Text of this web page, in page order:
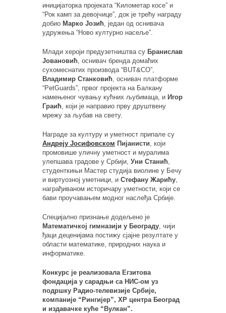
иницијаторка пројеката “Километар косе” и
“Рок камп за девојчице”, док је трећу награду
добио Марко Јозић , један од оснивача
удружења “Ново културно насеље”.
Млади хероји предузетништва су Бранислав
Јовановић , оснивач бренда домаћих
сухомеснатих производа “BUT&CO”,
Владимир Станковић , оснивач платформе
“PetGuards”, првог пројекта на Балкану
намењеног чувању кућних љубимаца, и Игор
Граић , који је направио прву друштвену
мрежу за љубав на свету.
Награде за културу и уметност припале су
Андреју Јосифовском Пијанисти , који
промовише уличну уметност и муралима
улепшава градове у Србији, Уни Станић
студенткињи Мастер студија виолине у Бечу
и виртуозној уметници, и Стефану Жарићу
награђиваном историчару уметности, који се
бави проучавањем модног наслеђа Србије.
Специјално признање додељено је
Математичкој гимназији у Београду , чији
ђаци деценијама постижу сјајне резултате у
области математике, природних наука и
информатике.
Конкурс је реализовала Егзитова
фондација у сарадњи са НИС-ом уз
подршку Радио-телевизије Србије,
компаније “Рингијер”, XP центра Београд
и издавачке куће “Вулкан”.